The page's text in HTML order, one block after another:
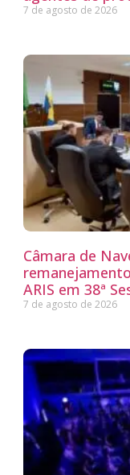
7 de agosto de 2026
Câmara de
ARIS em 38ª
7 de agosto de 2026